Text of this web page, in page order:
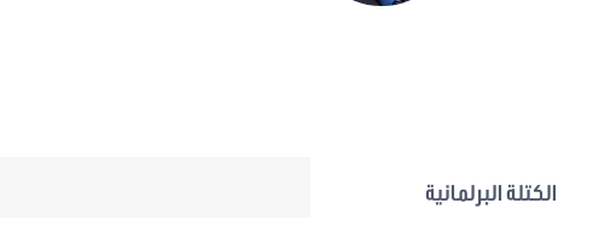
الكتلة البرلمانية